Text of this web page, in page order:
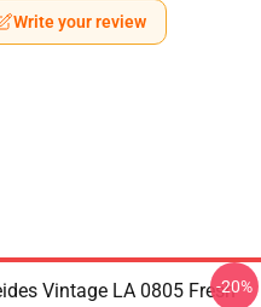
Write your review
Vintage LA 0805 Fresh-20%